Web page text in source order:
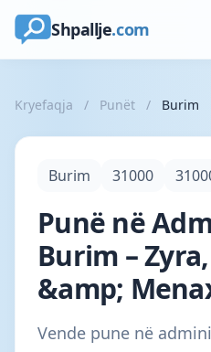
Shpallje.com
Kryefaqja / Punët / Burim
Burim 31000
Punë në
Burim –
&amp;
Vende pune në